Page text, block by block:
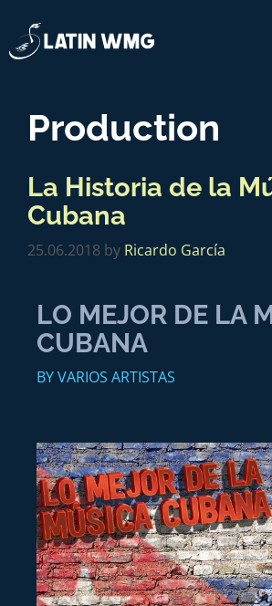
Production
La Historia de la
Cubana
25.06.2018 by Ricardo García
LO MEJOR DE LA
CUBANA
BY VARIOS ARTISTAS